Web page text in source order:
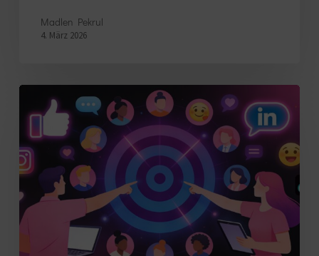
Madlen Pekrul
4. März 2026
richtige
Zielgruppe
für
Social
Media
definieren: